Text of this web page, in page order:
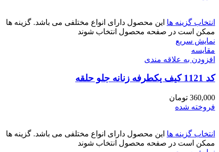
انتخاب گزینه ها این محصول دارای انواع مختلفی می باشد. گزینه ها
ممکن است در صفحه محصول انتخاب شوند
نمایش سریع
مقايسه
افزودن به علاقه مندی
کد 1121 کیف یکطرفه زنانه جلو حلقه
360,000 تومان
فروخته شده
انتخاب گزینه ها این محصول دارای انواع مختلفی می باشد. گزینه ها
ممکن است در صفحه محصول انتخاب شوند